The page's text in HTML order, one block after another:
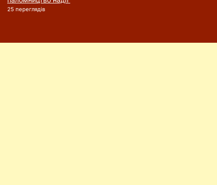
25 переглядів